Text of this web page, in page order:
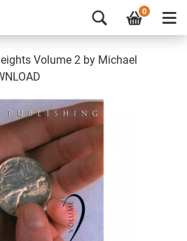
0
Volume 2 by Michael